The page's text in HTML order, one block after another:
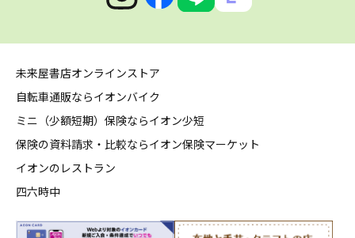
未来屋書店オンラインストア
自転車通販ならイオンバイク
ミニ（少額短期）保険ならイオン少短
保険の資料請求・比較ならイオン保険マーケット
イオンのレストラン
四六時中